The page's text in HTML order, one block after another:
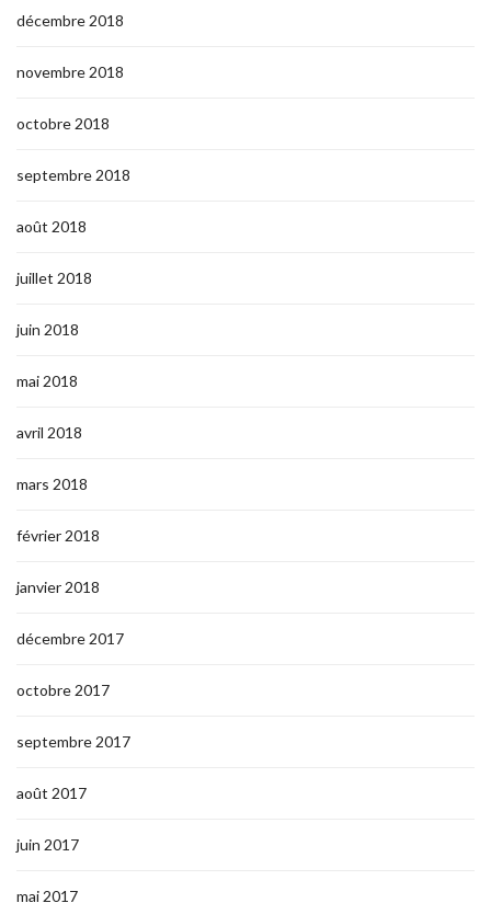
décembre 2018
novembre 2018
octobre 2018
septembre 2018
août 2018
juillet 2018
juin 2018
mai 2018
avril 2018
mars 2018
février 2018
janvier 2018
décembre 2017
octobre 2017
septembre 2017
août 2017
juin 2017
mai 2017